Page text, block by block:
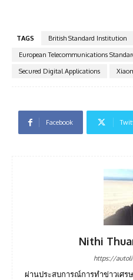
TAGS British Standard Institution
European Telecommunications
Secured Digital Applications
Facebook
Nithi
https://
ผ่านประสบการณ์การทำข่าวเศ